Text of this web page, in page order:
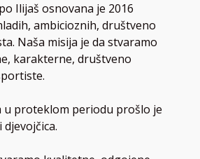
Ilijaš osnovana je 2016
ambicioznih, društveno
Naša misija je da stvaramo
karakterne, društveno
u proteklom periodu prošlo je